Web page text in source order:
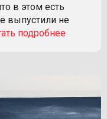
в этом есть
выпустили не